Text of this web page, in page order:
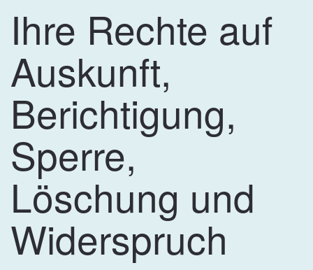
Ihre Rechte auf
Auskunft,
Berichtigung,
Sperre,
Löschung und
Widerspruch